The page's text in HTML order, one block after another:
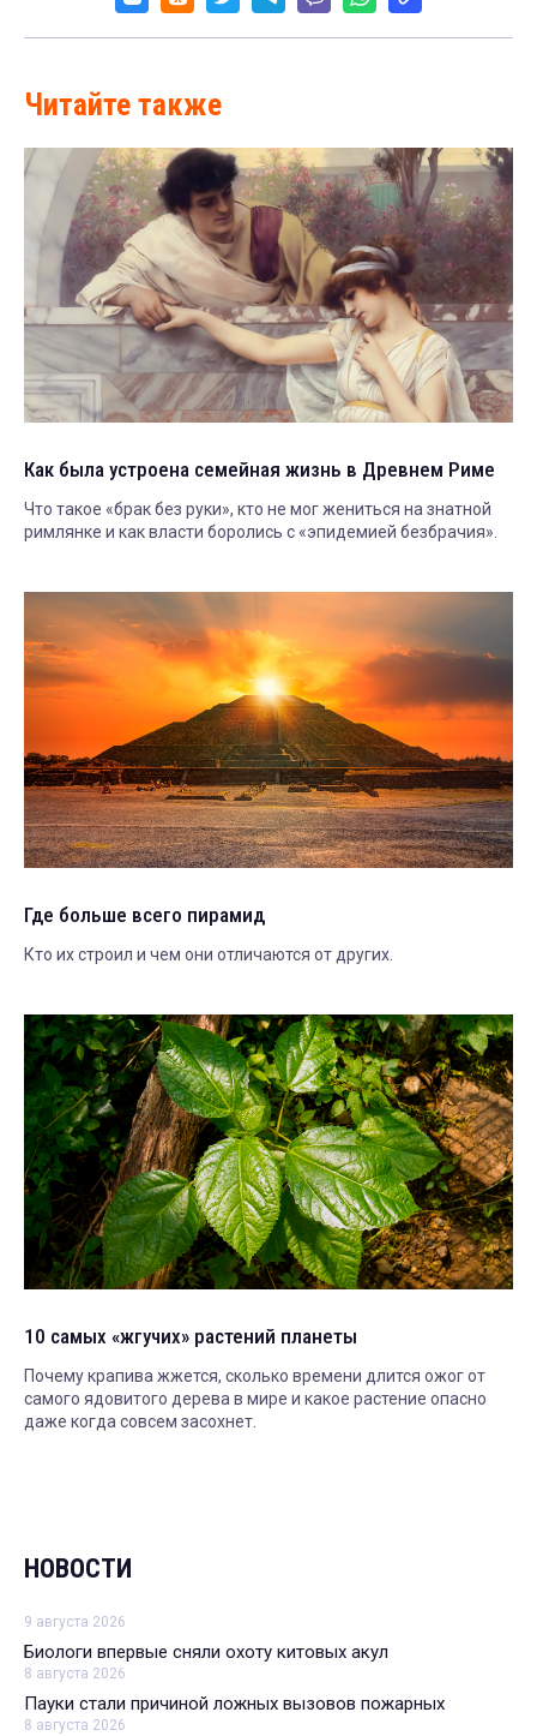
Читайте также
Как была устроена семейная жизнь в Древнем Риме
Что такое «брак без руки», кто не мог жениться на знатной
римлянке и как власти боролись с «эпидемией безбрачия».
Где больше всего пирамид
Кто их строил и чем они отличаются от других.
10 самых «жгучих» растений планеты
Почему крапива жжется, сколько времени длится ожог от
самого ядовитого дерева в мире и какое растение опасно
даже когда совсем засохнет.
НОВОСТИ
9 августа 2026
Биологи впервые сняли охоту китовых акул
8 августа 2026
Пауки стали причиной ложных вызовов пожарных
8 августа 2026